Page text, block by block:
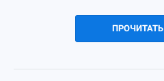
ПРОЧИТАТЬ